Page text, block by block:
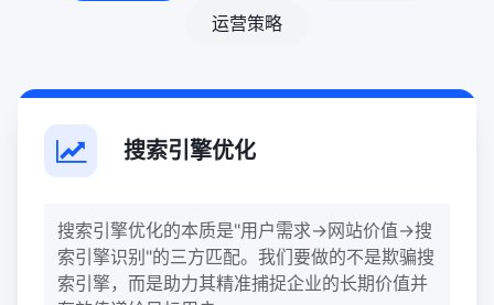
运营策略
搜索引擎优化
搜索引擎优化的本质是"用户需求→网站价值→搜
索引擎识别"的三方匹配。我们要做的不是欺骗搜
索引擎，而是助力其精准捕捉企业的长期价值并